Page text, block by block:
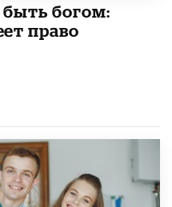
быть богом:
право